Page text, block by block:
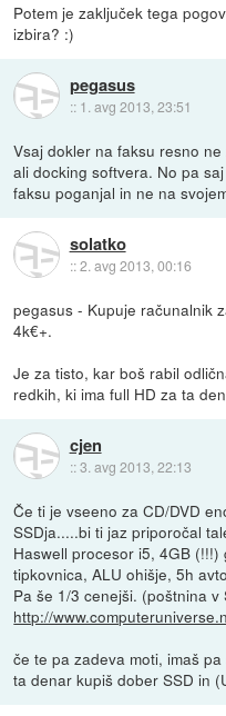
Potem je zaključek tega
izbira? :)
pegasus
:: 1. avg 2013, 23:51
Vsaj dokler na faksu resno
ali docking softvera. No pa
faksu poganjal in ne na
solatko
::2. avg 2013, 00:16
pegasus - Kupuje računalnik
4k€+.
Je za tisto, kar boš rabil
redkih, ki ima full HD za ta
cjen
::3. avg 2013, 22:13
Če ti je vseeno za CD/DVD
SSDja.....bi ti jaz priporočal
Haswell procesor i5, 4GB
tipkovnica, ALU ohišje, 5h
Pa še 1/3 cenejši. (poštnina v
http://
če te pa zadeva moti, imaš
ta denar kupiš dober SSD in